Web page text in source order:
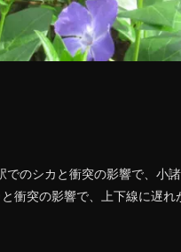
のシカと衝突の影響で、小
衝突の影響で、上下線に遅